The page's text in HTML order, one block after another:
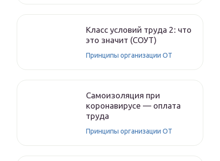
Класс условий труда 2: что
это значит (СОУТ)
Принципы организации ОТ
Самоизоляция при
коронавирусе — оплата
труда
Принципы организации ОТ